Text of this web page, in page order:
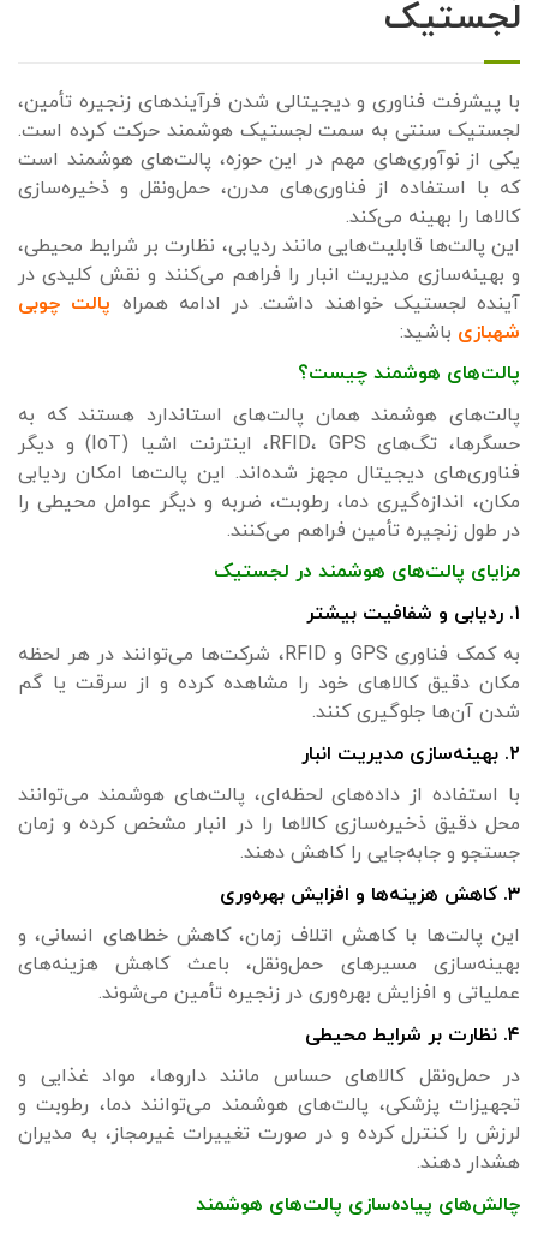
لجستیک
با پیشرفت فناوری و دیجیتالی شدن فرآیندهای زنجیره تأمین،
لجستیک سنتی به سمت لجستیک هوشمند حرکت کرده است.
یکی از نوآوری‌های مهم در این حوزه، پالت‌های هوشمند است
که با استفاده از فناوری‌های مدرن، حمل‌ونقل و ذخیره‌سازی
کالاها را بهینه می‌کند.
این پالت‌ها قابلیت‌هایی مانند ردیابی، نظارت بر شرایط محیطی،
و بهینه‌سازی مدیریت انبار را فراهم می‌کنند و نقش کلیدی در
آینده لجستیک خواهند داشت. در ادامه همراه پالت چوبی
شهبازی باشید:
پالت‌های هوشمند چیست؟
پالت‌های هوشمند همان پالت‌های استاندارد هستند که به
حسگرها، تگ‌های RFID، GPS، اینترنت اشیا (IoT) و دیگر
فناوری‌های دیجیتال مجهز شده‌اند. این پالت‌ها امکان ردیابی
مکان، اندازه‌گیری دما، رطوبت، ضربه و دیگر عوامل محیطی را
در طول زنجیره تأمین فراهم می‌کنند.
مزایای پالت‌های هوشمند در لجستیک
۱. ردیابی و شفافیت بیشتر
به کمک فناوری GPS و RFID، شرکت‌ها می‌توانند در هر لحظه
مکان دقیق کالاهای خود را مشاهده کرده و از سرقت یا گم
شدن آن‌ها جلوگیری کنند.
۲. بهینه‌سازی مدیریت انبار
با استفاده از داده‌های لحظه‌ای، پالت‌های هوشمند می‌توانند
محل دقیق ذخیره‌سازی کالاها را در انبار مشخص کرده و زمان
جستجو و جابه‌جایی را کاهش دهند.
۳. کاهش هزینه‌ها و افزایش بهره‌وری
این پالت‌ها با کاهش اتلاف زمان، کاهش خطاهای انسانی، و
بهینه‌سازی مسیرهای حمل‌ونقل، باعث کاهش هزینه‌های
عملیاتی و افزایش بهره‌وری در زنجیره تأمین می‌شوند.
۴. نظارت بر شرایط محیطی
در حمل‌ونقل کالاهای حساس مانند داروها، مواد غذایی و
تجهیزات پزشکی، پالت‌های هوشمند می‌توانند دما، رطوبت و
لرزش را کنترل کرده و در صورت تغییرات غیرمجاز، به مدیران
هشدار دهند.
چالش‌های پیاده‌سازی پالت‌های هوشمند